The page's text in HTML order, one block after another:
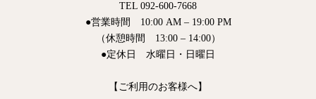
TEL 092-600-7668
●営業時間 10:00 AM – 19:00 PM
（休憩時間 13:00 – 14:00）
●定休日 水曜日・日曜日
【ご利用のお客様へ】